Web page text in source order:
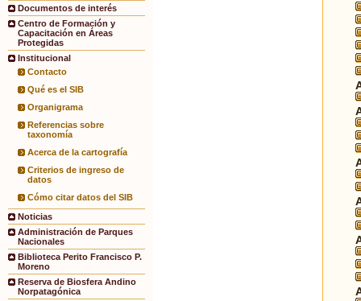
Documentos de interés
Centro de Formación y
Capacitación en Áreas
Protegidas
Institucional
Contacto
Qué es el SIB
Organigrama
Referencias sobre
taxonomía
Acerca de la cartografía
Criterios de ingreso de
datos
Cómo citar datos del SIB
Noticias
Administración de Parques
Nacionales
Biblioteca Perito Francisco P.
Moreno
Reserva de Biosfera Andino
Norpatagónica